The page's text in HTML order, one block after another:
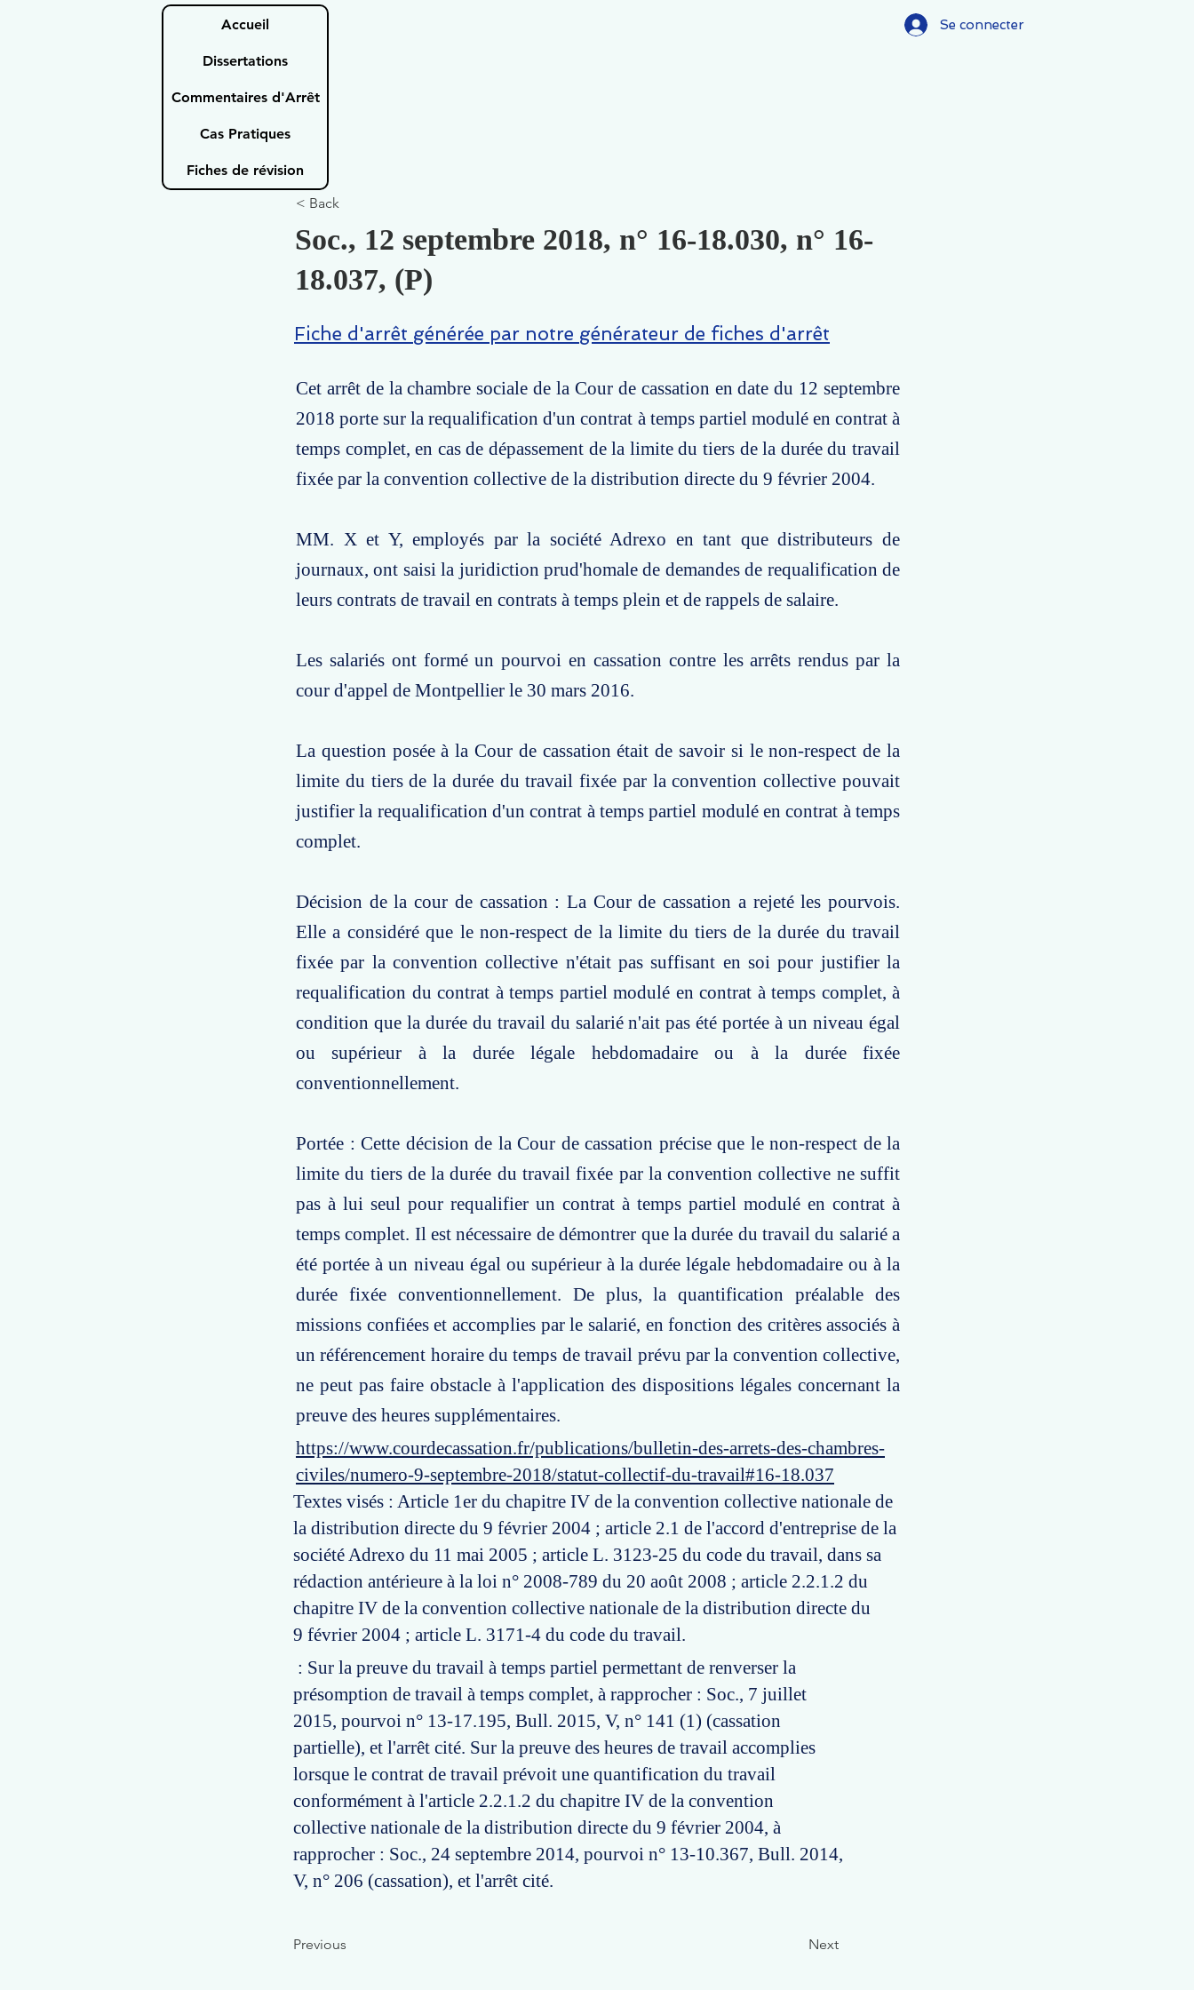
Accueil
Dissertations
Commentaires d'Arrêt
Cas Pratiques
Fiches de révision
Se connecter
< Back
Soc., 12 septembre 2018, n° 16-18.030, n° 16-
18.037, (P)
Fiche d'arrêt générée par notre générateur de fiches d'arrêt
Cet arrêt de la chambre sociale de la Cour de cassation en date du 12 septembre
2018 porte sur la requalification d'un contrat à temps partiel modulé en contrat à
temps complet, en cas de dépassement de la limite du tiers de la durée du travail
fixée par la convention collective de la distribution directe du 9 février 2004.
MM. X et Y, employés par la société Adrexo en tant que distributeurs de
journaux, ont saisi la juridiction prud'homale de demandes de requalification de
leurs contrats de travail en contrats à temps plein et de rappels de salaire.
Les salariés ont formé un pourvoi en cassation contre les arrêts rendus par la
cour d'appel de Montpellier le 30 mars 2016.
La question posée à la Cour de cassation était de savoir si le non-respect de la
limite du tiers de la durée du travail fixée par la convention collective pouvait
justifier la requalification d'un contrat à temps partiel modulé en contrat à temps
complet.
Décision de la cour de cassation : La Cour de cassation a rejeté les pourvois.
Elle a considéré que le non-respect de la limite du tiers de la durée du travail
fixée par la convention collective n'était pas suffisant en soi pour justifier la
requalification du contrat à temps partiel modulé en contrat à temps complet, à
condition que la durée du travail du salarié n'ait pas été portée à un niveau égal
ou supérieur à la durée légale hebdomadaire ou à la durée fixée
conventionnellement.
Portée : Cette décision de la Cour de cassation précise que le non-respect de la
limite du tiers de la durée du travail fixée par la convention collective ne suffit
pas à lui seul pour requalifier un contrat à temps partiel modulé en contrat à
temps complet. Il est nécessaire de démontrer que la durée du travail du salarié a
été portée à un niveau égal ou supérieur à la durée légale hebdomadaire ou à la
durée fixée conventionnellement. De plus, la quantification préalable des
missions confiées et accomplies par le salarié, en fonction des critères associés à
un référencement horaire du temps de travail prévu par la convention collective,
ne peut pas faire obstacle à l'application des dispositions légales concernant la
preuve des heures supplémentaires.
https://www.courdecassation.fr/publications/bulletin-des-arrets-des-chambres-
civiles/numero-9-septembre-2018/statut-collectif-du-travail#16-18.037
Textes visés : Article 1er du chapitre IV de la convention collective nationale de
la distribution directe du 9 février 2004 ; article 2.1 de l'accord d'entreprise de la
société Adrexo du 11 mai 2005 ; article L. 3123-25 du code du travail, dans sa
rédaction antérieure à la loi n° 2008-789 du 20 août 2008 ; article 2.2.1.2 du
chapitre IV de la convention collective nationale de la distribution directe du
9 février 2004 ; article L. 3171-4 du code du travail.
: Sur la preuve du travail à temps partiel permettant de renverser la
présomption de travail à temps complet, à rapprocher : Soc., 7 juillet
2015, pourvoi n° 13-17.195, Bull. 2015, V, n° 141 (1) (cassation
partielle), et l'arrêt cité. Sur la preuve des heures de travail accomplies
lorsque le contrat de travail prévoit une quantification du travail
conformément à l'article 2.2.1.2 du chapitre IV de la convention
collective nationale de la distribution directe du 9 février 2004, à
rapprocher : Soc., 24 septembre 2014, pourvoi n° 13-10.367, Bull. 2014,
V, n° 206 (cassation), et l'arrêt cité.
Previous Next